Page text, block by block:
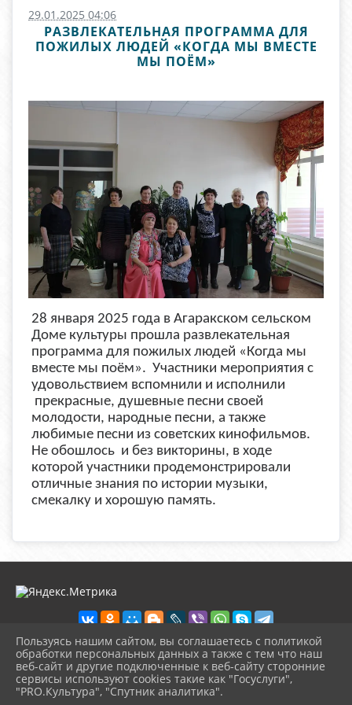
29.01.2025 04:06
РАЗВЛЕКАТЕЛЬНАЯ ПРОГРАММА ДЛЯ
ПОЖИЛЫХ ЛЮДЕЙ «КОГДА МЫ ВМЕСТЕ
МЫ ПОЁМ»
28 января 2025 года в Агаракском сельском
Доме культуры прошла развлекательная
программа для пожилых людей «Когда мы
вместе мы поём». Участники мероприятия с
удовольствием вспомнили и исполнили
прекрасные, душевные песни своей
молодости, народные песни, а также
любимые песни из советских кинофильмов.
Не обошлось и без викторины, в ходе
которой участники продемонстрировали
отличные знания по истории музыки,
смекалку и хорошую память.
2026 г. ckd-urg.ru
Вход
Карта сайта
Пользуясь нашим сайтом, вы соглашаетесь с политикой
обработки персональных данных а также с тем что наш
веб-сайт и другие подключенные к веб-сайту сторонние
сервисы используют cookies такие как "Госуслуги",
"PRO.Культура", "Спутник аналитика".